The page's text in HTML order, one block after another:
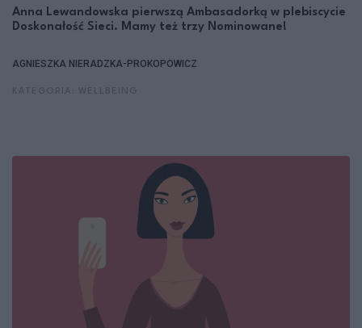
Anna Lewandowska pierwszą Ambasadorką w plebiscycie
Doskonałość Sieci. Mamy też trzy Nominowane!
AGNIESZKA NIERADZKA-PROKOPOWICZ